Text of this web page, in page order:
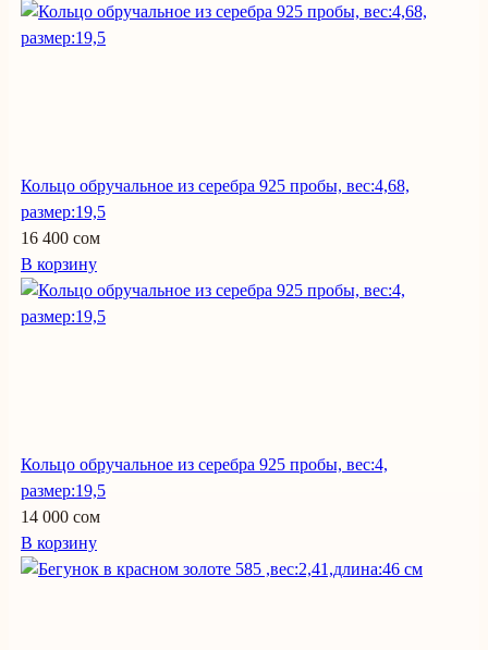
Кольцо обручальное из серебра 925 пробы, вес:4,68,
размер:19,5
16 400 сом
В корзину
Кольцо обручальное из серебра 925 пробы, вес:4,
размер:19,5
14 000 сом
В корзину